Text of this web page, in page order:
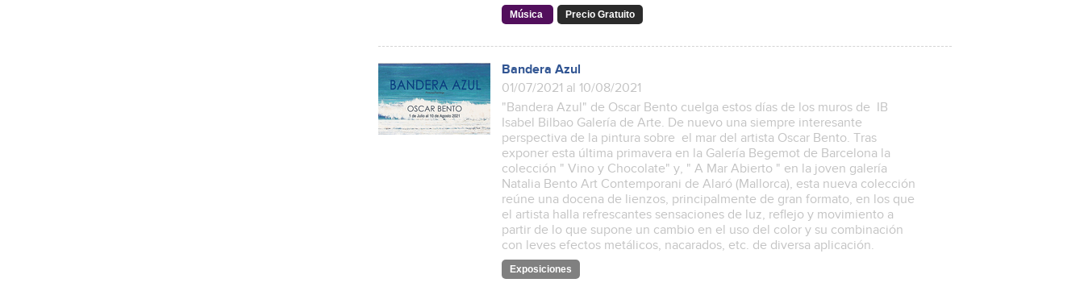
Música Precio Gratuito
Bandera Azul
01/07/2021 al 10/08/2021
"Bandera Azul" de Oscar Bento cuelga estos días de los muros de IB
Isabel Bilbao Galería de Arte. De nuevo una siempre interesante
perspectiva de la pintura sobre el mar del artista Oscar Bento. Tras
exponer esta última primavera en la Galería Begemot de Barcelona la
colección " Vino y Chocolate" y, " A Mar Abierto " en la joven galería
Natalia Bento Art Contemporani de Alaró (Mallorca), esta nueva colección
reúne una docena de lienzos, principalmente de gran formato, en los que
el artista halla refrescantes sensaciones de luz, reflejo y movimiento a
partir de lo que supone un cambio en el uso del color y su combinación
con leves efectos metálicos, nacarados, etc. de diversa aplicación.
Exposiciones